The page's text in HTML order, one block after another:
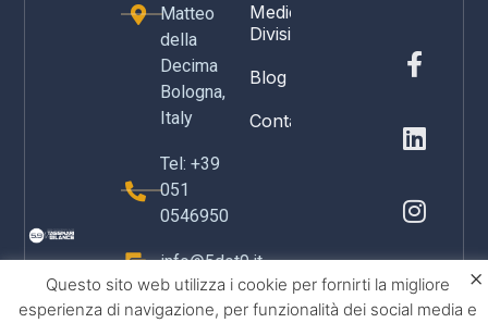
Matteo
della
Decima
Bologna,
Italy
Tel: +39
051
0546950
info@5dot9.it
Medical
Division
Blog
Contact
Questo sito web utilizza i cookie per fornirti la migliore
esperienza di navigazione, per funzionalità dei social media e
×